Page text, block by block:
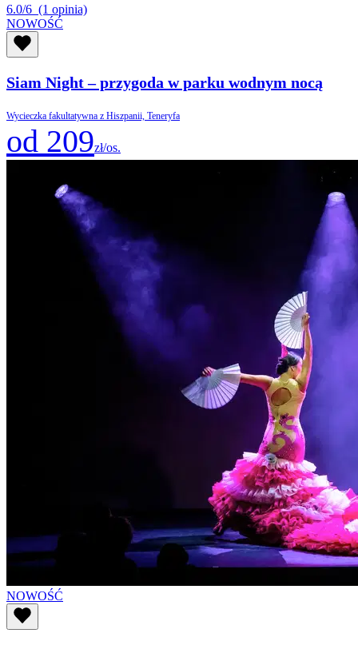
6.0/6 (1 opinia)
NOWOŚĆ
Siam Night – przygoda w parku wodnym nocą
Wycieczka fakultatywna z Hiszpanii, Teneryfa
od 209zł/os.
NOWOŚĆ